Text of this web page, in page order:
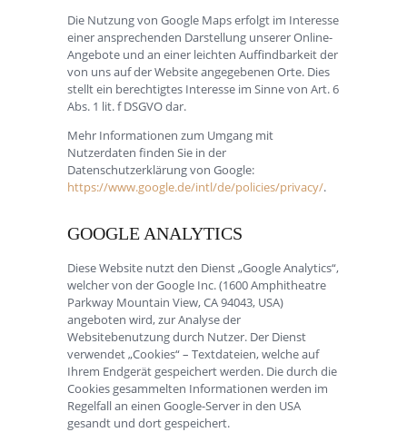
Die Nutzung von Google Maps erfolgt im Interesse
einer ansprechenden Darstellung unserer Online-
Angebote und an einer leichten Auffindbarkeit der
von uns auf der Website angegebenen Orte. Dies
stellt ein berechtigtes Interesse im Sinne von Art. 6
Abs. 1 lit. f DSGVO dar.
Mehr Informationen zum Umgang mit
Nutzerdaten finden Sie in der
Datenschutzerklärung von Google:
https://www.google.de/intl/de/policies/privacy/.
GOOGLE ANALYTICS
Diese Website nutzt den Dienst „Google Analytics“,
welcher von der Google Inc. (1600 Amphitheatre
Parkway Mountain View, CA 94043, USA)
angeboten wird, zur Analyse der
Websitebenutzung durch Nutzer. Der Dienst
verwendet „Cookies“ – Textdateien, welche auf
Ihrem Endgerät gespeichert werden. Die durch die
Cookies gesammelten Informationen werden im
Regelfall an einen Google-Server in den USA
gesandt und dort gespeichert.